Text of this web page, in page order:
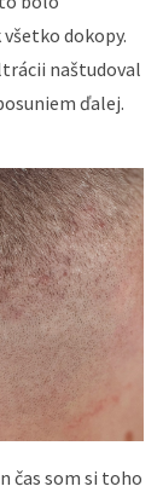
dokopy.
naštudoval
ďalej.
čas som si toho